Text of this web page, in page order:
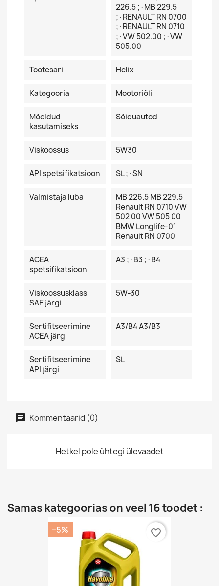
226.5 ;·MB 229.5
;·RENAULT RN 0700
;·RENAULT RN 0710
;·VW 502.00 ;·VW
505.00
Tootesari Helix
Kategooria Mootoriõli
Mõeldud
kasutamiseks
Sõiduautod
Viskoossus 5W30
API spetsifikatsioon SL ;·SN
Valmistaja luba
MB 226.5 MB 229.5
Renault RN 0710 VW
502 00 VW 505 00
BMW Longlife-01
Renault RN 0700
ACEA
spetsifikatsioon
A3 ;·B3 ;·B4
Viskoossusklass
SAE järgi
5W-30
Sertifitseerimine
ACEA järgi
A3/B4 A3/B3
Sertifitseerimine
API järgi
SL
Kommentaarid (0)
Hetkel pole ühtegi ülevaadet
Samas kategoorias on veel 16 toodet :
−5% favorite_border